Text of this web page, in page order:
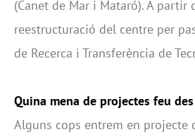
(Canet de Mar i Mataró). A partir
reestructuració del centre per
de Recerca i Transferència de
Quina mena de projectes feu
Alguns cops entrem en projecte